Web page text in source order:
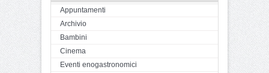
Appuntamenti
Archivio
Bambini
Cinema
Eventi enogastronomici